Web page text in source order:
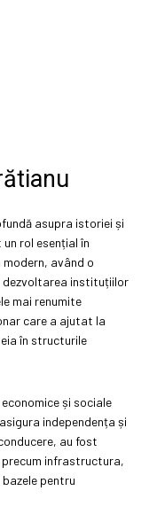
asupra istoriei și
rol esențial în
având o
dezvoltarea instituțiilor
mai renumite
care a ajutat la
în structurile
și sociale
independența și
au fost
infrastructura,
pentru